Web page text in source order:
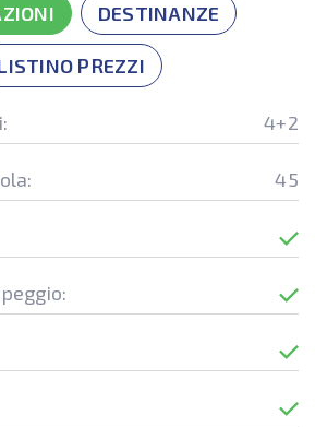
DESTINANZE
PREZZI
4+2
45